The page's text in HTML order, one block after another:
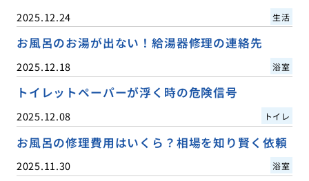
2025.12.24 生活
お風呂のお湯が出ない！給湯器修理の連絡先
2025.12.18 浴室
トイレットペーパーが浮く時の危険信号
2025.12.08 トイレ
お風呂の修理費用はいくら？相場を知り賢く依頼
2025.11.30 浴室